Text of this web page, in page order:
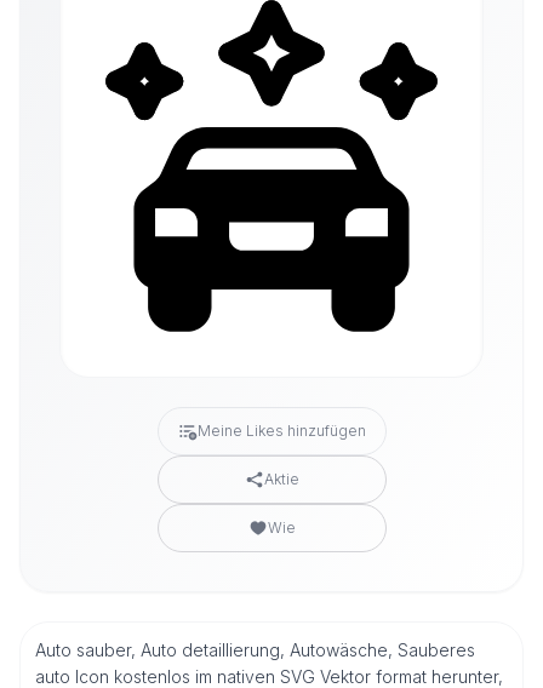
Meine Likes hinzufügen
Aktie
Wie
Auto sauber, Auto detaillierung, Autowäsche, Sauberes
auto Icon kostenlos im nativen SVG Vektor format herunter,